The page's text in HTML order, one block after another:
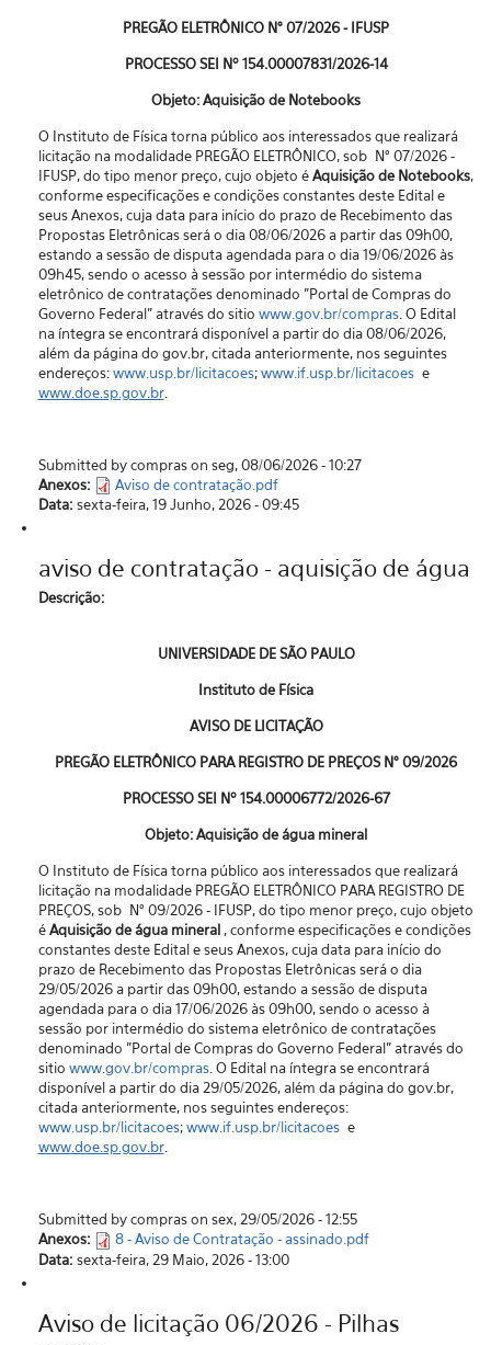
PREGÃO ELETRÔNICO N° 07/2026 - IFUSP
PROCESSO SEI Nº 154.00007831/2026-14
Objeto: Aquisição de Notebooks
O Instituto de Física torna público aos interessados que realizará
licitação na modalidade PREGÃO ELETRÔNICO, sob N° 07/2026 -
IFUSP, do tipo menor preço, cujo objeto éAquisição de Notebooks,
conforme especificações e condições constantes deste Edital e
seus Anexos, cuja data para início do prazo de Recebimento das
Propostas Eletrônicas será o dia 08/06/2026 a partir das 09h00,
estando a sessão de disputa agendada para o dia 19/06/2026 às
09h45, sendo o acesso à sessão por intermédio do sistema
eletrônico de contratações denominado "Portal de Compras do
Governo Federal” através do sitio www.gov.br/compras. O Edital
na íntegra se encontrará disponível a partir do dia 08/06/2026,
além da página do gov.br, citada anteriormente, nos seguintes
endereços:www.usp.br/licitacoes;www.if.usp.br/licitacoese
www.doe.sp.gov.br.
Submitted by compras on seg, 08/06/2026 - 10:27
Anexos:
Aviso de contratação.pdf
Data: sexta-feira, 19 Junho, 2026 - 09:45
aviso de contratação - aquisição de água
Descrição:
UNIVERSIDADE DE SÃO PAULO
Instituto de Física
AVISO DE LICITAÇÃO
PREGÃO ELETRÔNICO PARA REGISTRO DE PREÇOS N° 09/2026
PROCESSO SEI Nº154.00006772/2026-67
Objeto: Aquisição deágua mineral
O Instituto de Física torna público aos interessados que realizará
licitação na modalidade PREGÃO ELETRÔNICO PARA REGISTRO DE
PREÇOS, sob N° 09/2026 - IFUSP, do tipo menor preço, cujo objeto
éAquisição deágua mineral , conforme especificações e condições
constantes deste Edital e seus Anexos, cuja data para início do
prazo de Recebimento das Propostas Eletrônicas será o dia
29/05/2026 a partir das 09h00, estando a sessão de disputa
agendada para o dia 17/06/2026 às 09h00, sendo o acesso à
sessão por intermédio do sistema eletrônico de contratações
denominado "Portal de Compras do Governo Federal” através do
sitio www.gov.br/compras. O Edital na íntegra se encontrará
disponível a partir do dia 29/05/2026, além da página do gov.br,
citada anteriormente, nos seguintes endereços:
www.usp.br/licitacoes;www.if.usp.br/licitacoese
www.doe.sp.gov.br.
Submitted by compras on sex, 29/05/2026 - 12:55
Anexos:
8 - Aviso de Contratação - assinado.pdf
Data: sexta-feira, 29 Maio, 2026 - 13:00
Aviso de licitação 06/2026 - Pilhas